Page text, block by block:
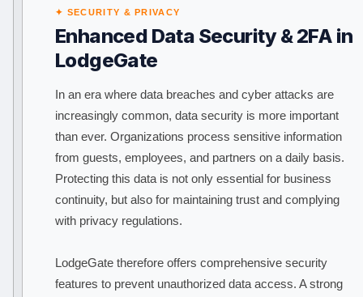
✦ SECURITY & PRIVACY
Enhanced Data Security & 2FA in
LodgeGate
In an era where data breaches and cyber attacks are
increasingly common, data security is more important
than ever. Organizations process sensitive information
from guests, employees, and partners on a daily basis.
Protecting this data is not only essential for business
continuity, but also for maintaining trust and complying
with privacy regulations.
LodgeGate therefore offers comprehensive security
features to prevent unauthorized data access. A strong